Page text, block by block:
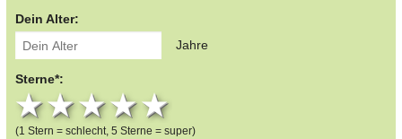
Dein Alter:
Jahre
Sterne*:
4 stars
3 stars
2 stars
1 star
(1 Stern = schlecht, 5 Sterne = super)